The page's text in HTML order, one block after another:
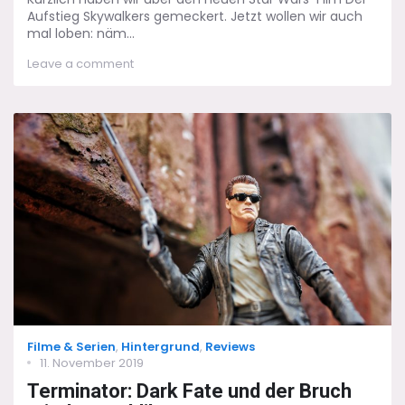
Aufstieg Skywalkers gemeckert. Jetzt wollen wir auch
mal loben: näm...
Leave a commenton
–
Mando
Unchained
Categories
Filme & Serien, Hintergrund, Reviews
Posted
11. November 2019
Terminator: Dark Fate und der Bruch